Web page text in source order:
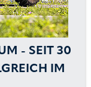
- SEIT 30
IM